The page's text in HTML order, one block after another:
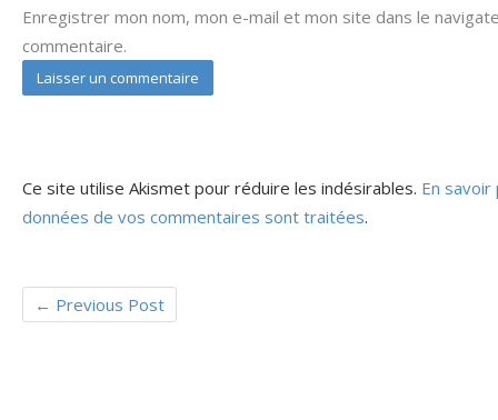
Enregistrer mon nom, mon e-mail et mon site dans le
commentaire.
Ce site utilise Akismet pour réduire les indésirables. En
données de vos commentaires sont traitées.
← Previous Post